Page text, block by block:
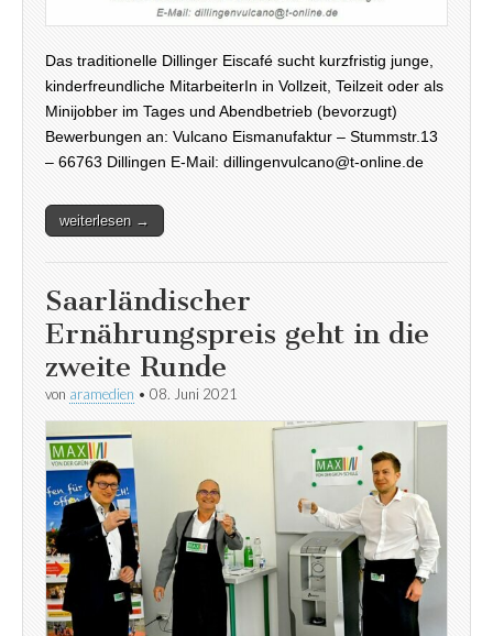
Das traditionelle Dillinger Eiscafé sucht kurzfristig junge,
kinderfreundliche MitarbeiterIn in Vollzeit, Teilzeit oder als
Minijobber im Tages und Abendbetrieb (bevorzugt)
Bewerbungen an: Vulcano Eismanufaktur – Stummstr.13
– 66763 Dillingen E-Mail: dillingenvulcano@t-online.de
weiterlesen →
Saarländischer
Ernährungspreis geht in die
zweite Runde
von aramedien • 08. Juni 2021